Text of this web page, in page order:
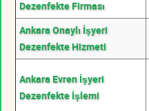
Dezenfekte Firması
Ankara Onaylı İşyeri
Dezenfekte Hizmeti
Ankara Evren İşyeri
Dezenfekte İşlemi